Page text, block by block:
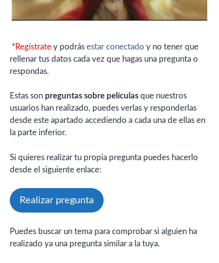
* Regístrate y podrás estar conectado y no tener que
rellenar tus datos cada vez que hagas una pregunta o
respondas.
Estas son preguntas sobre películas que nuestros
usuarios han realizado, puedes verlas y responderlas
desde este apartado accediendo a cada una de ellas en
la parte inferior.
Si quieres realizar tu propia pregunta puedes hacerlo
desde el siguiente enlace:
Realizar pregunta
Puedes buscar un tema para comprobar si alguien ha
realizado ya una pregunta similar a la tuya.